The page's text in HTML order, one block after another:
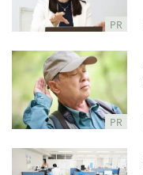
PR
PR